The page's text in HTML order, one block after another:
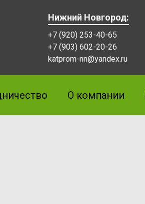
Нижний Новгород:
+7 (920) 253-40-65
+7 (903) 602-20-26
katprom-nn@yandex.ru
О компании